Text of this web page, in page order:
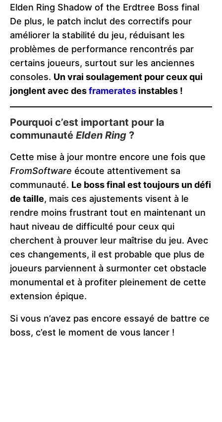
Elden Ring Shadow of the Erdtree Boss final
De plus, le patch inclut des correctifs pour
améliorer la stabilité du jeu, réduisant les
problèmes de performance rencontrés par
certains joueurs, surtout sur les anciennes
consoles. Un vrai soulagement pour ceux qui
jonglent avec desframerates instables !
Pourquoi c’est important pour la
communauté Elden Ring ?
Cette mise à jour montre encore une fois que
FromSoftware écoute attentivement sa
communauté. Le boss final est toujours un défi
de taille, mais ces ajustements visent à le
rendre moins frustrant tout en maintenant un
haut niveau de difficulté pour ceux qui
cherchent à prouver leur maîtrise du jeu. Avec
ces changements, il est probable que plus de
joueurs parviennent à surmonter cet obstacle
monumental et à profiter pleinement de cette
extension épique.
Si vous n’avez pas encore essayé de battre ce
boss, c’est le moment de vous lancer !